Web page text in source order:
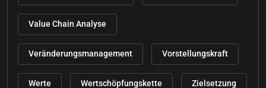
Value Chain Analyse
Veränderungsmanagement Vorstellungskraft
Werte Wertschöpfungskette Zielsetzung